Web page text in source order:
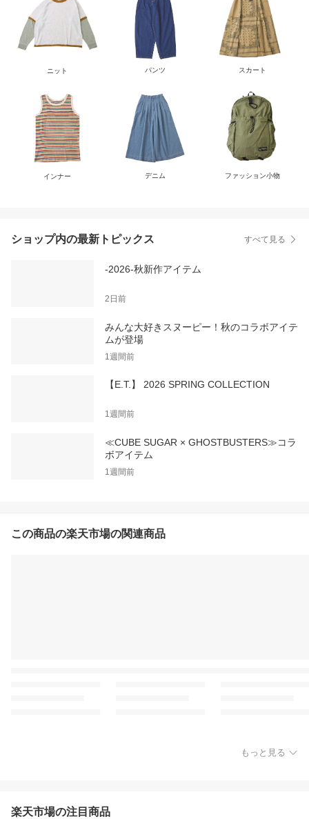
ニット パンツ スカート
インナー デニム ファッション小物
ショップ内の最新トピックス すべて見る
-2026-秋新作アイテム
2日前
みんな大好きスヌーピー！秋のコラボアイテ
ムが登場
1週間前
【E.T.】 2026 SPRING COLLECTION
1週間前
≪CUBE SUGAR × GHOSTBUSTERS≫コラ
ボアイテム
1週間前
この商品の楽天市場の関連商品
もっと見る
楽天市場の注目商品